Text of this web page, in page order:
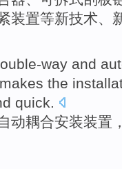
装置等新技术、
way and
the
quick.
动耦合安装装置